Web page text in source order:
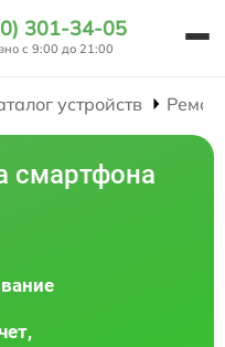
301-34-05
с 9:00 до 21:00
устройств
смартфона